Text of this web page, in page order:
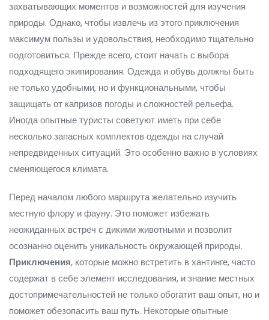
захватывающих моментов и возможностей для изучения
природы. Однако, чтобы извлечь из этого приключения
максимум пользы и удовольствия, необходимо тщательно
подготовиться. Прежде всего, стоит начать с выбора
подходящего экипирования. Одежда и обувь должны быть
не только удобными, но и функциональными, чтобы
защищать от капризов погоды и сложностей рельефа.
Иногда опытные туристы советуют иметь при себе
несколько запасных комплектов одежды на случай
непредвиденных ситуаций. Это особенно важно в условиях
сменяющегося климата.
Перед началом любого маршрута желательно изучить
местную флору и фауну. Это поможет избежать
неожиданных встреч с дикими животными и позволит
осознанно оценить уникальность окружающей природы.
Приключения, которые можно встретить в хантинге, часто
содержат в себе элемент исследования, и знание местных
достопримечательностей не только обогатит ваш опыт, но и
поможет обезопасить ваш путь. Некоторые опытные